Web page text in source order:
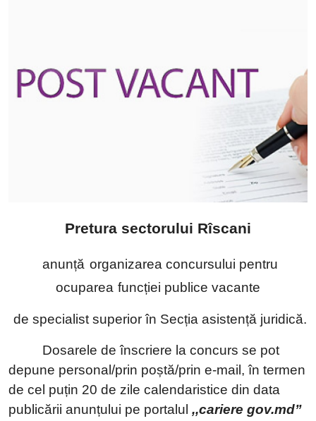
Căutați pe Internet
Pretura sectorului Rîscani
anunță organizarea concursului pentru
ocuparea funcției publice vacante
de specialist superior în Secția asistență juridică.
Dosarele de înscriere la concurs se pot
depune personal/prin poștă/prin e-mail, în termen
de cel puțin 20 de zile calendaristice din data
publicării anunțului pe portalul ,,cariere gov.md”